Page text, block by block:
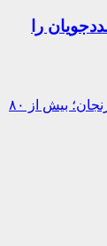
را
کمک‌های مردمی، موتور محرک خدمات بهزیستی زنجان؛ بیش از ۸۰